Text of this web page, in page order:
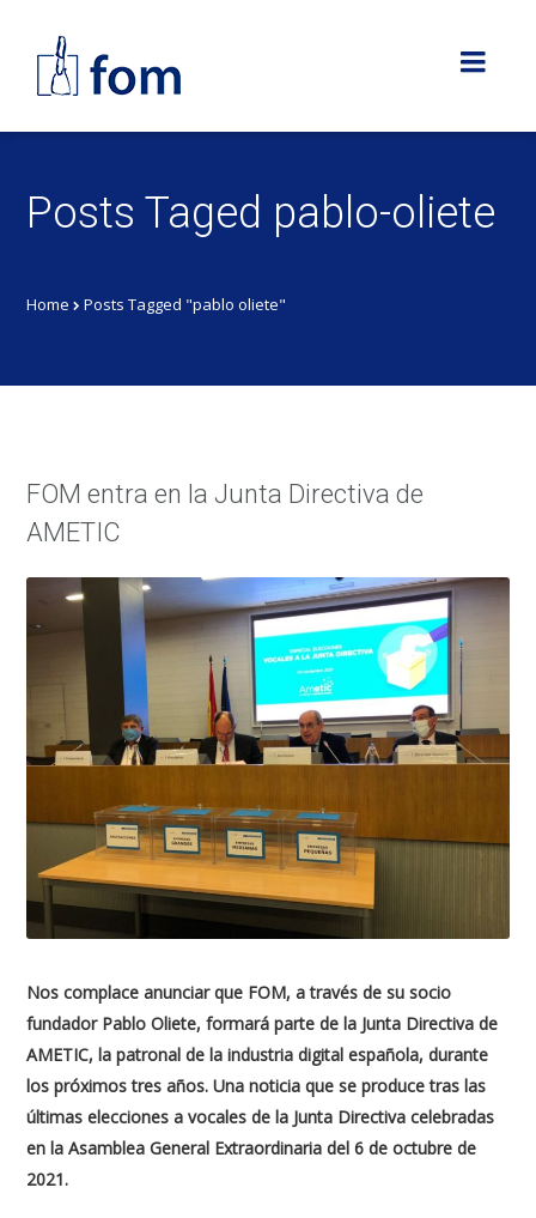
Posts Taged pablo-oliete
Home Posts Tagged "pablo oliete"
FOM entra en la Junta Directiva de
AMETIC
Nos complace anunciar que FOM, a través de su socio
fundador Pablo Oliete, formará parte de la Junta Directiva de
AMETIC, la patronal de la industria digital española, durante
los próximos tres años. Una noticia que se produce tras las
últimas elecciones a vocales de la Junta Directiva celebradas
en la Asamblea General Extraordinaria del 6 de octubre de
2021.